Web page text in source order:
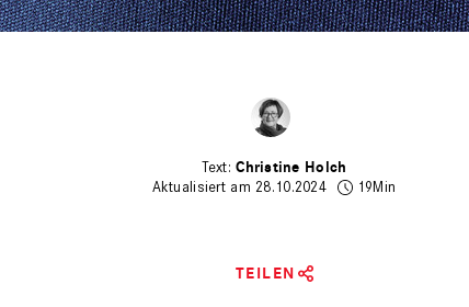
Christine Holch
Aktualisiert am 28.10.2024
19Min
TEILEN